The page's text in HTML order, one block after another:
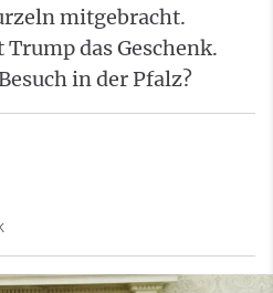
mitgebracht.
das Geschenk.
in der Pfalz?